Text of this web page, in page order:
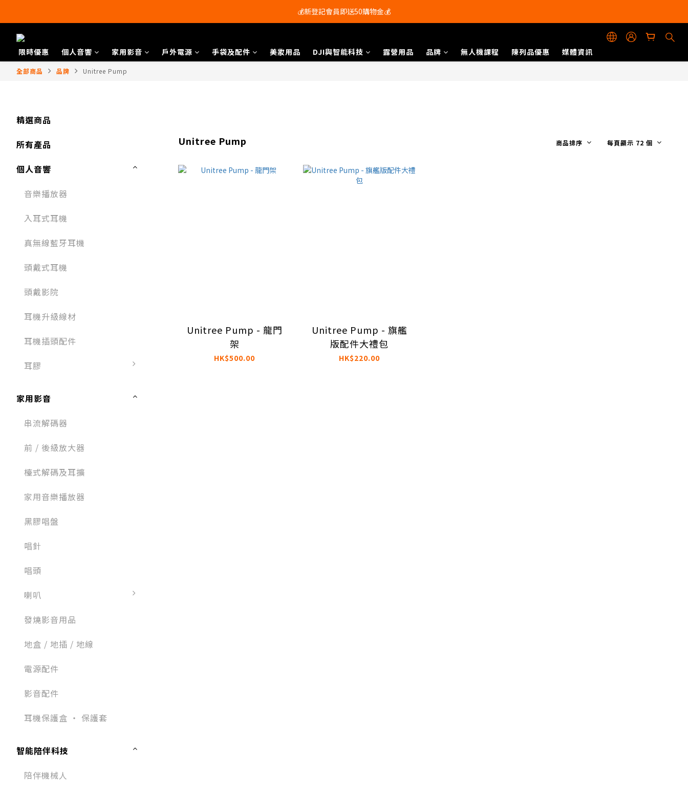
會員尊享購物滿$250即享免運費🚚
💰新登記會員即送50購物金💰
限時優惠
個人音響 家用影音 戶外電源 手袋及配件 美妝用品 DJI與智能科技 露營用品 品牌 無人機課程 陳列品優惠 媒體資訊
全部商品 品牌 Unitree Pump
精選商品
所有產品
個人音響
音樂播放器​
入耳式耳機​
真無線藍牙耳機
頭戴式耳機​
頭戴影院
耳機升級線材
耳機插頭配件​​
耳膠
家用影音
串流解碼器
前 / 後級放大器
檯式解碼及耳擴
家用音樂播放器
黑膠唱盤
唱針
唱頭
喇叭
發燒影音用品
地盒 / 地插 / 地線
電源配件
影音配件
耳機保護盒 ‧ 保護套
智能陪伴科技
陪伴機械人
Unitree Pump 商品排序 每頁顯示 72 個
Unitree Pump - 龍門
架
HK$500.00
Unitree Pump - 旗艦
版配件大禮包
HK$220.00